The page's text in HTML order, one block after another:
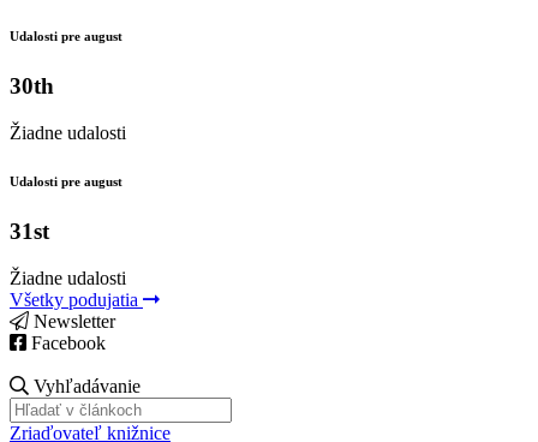
Udalosti pre august
30th
Žiadne udalosti
Udalosti pre august
31st
Žiadne udalosti
Všetky podujatia
Newsletter
Facebook
Vyhľadávanie
Zriaďovateľ knižnice